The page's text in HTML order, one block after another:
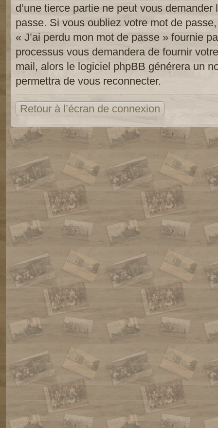
d’une tierce partie ne peut vous
passe. Si vous oubliez votre mot de
« J’ai perdu mon mot de passe » fournie
processus vous demandera de fournir
mail, alors le logiciel phpBB générera un
permettra de vous reconnecter.
Retour à l’écran de connexion